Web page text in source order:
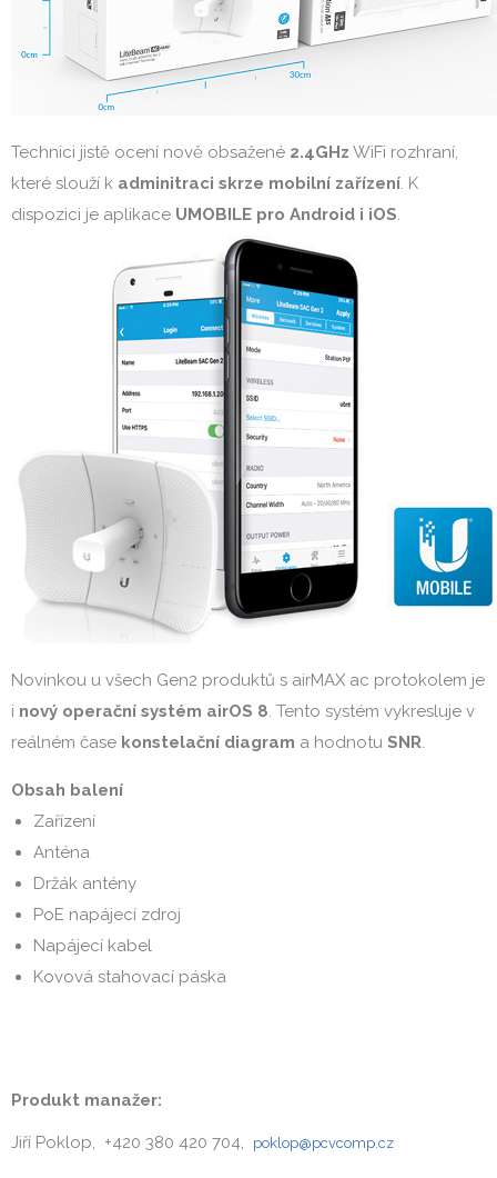
Technici jistě ocení nově obsažené 2.4GHz WiFi rozhraní,
které slouží k adminitraci skrze mobilní zařízení. K
dispozici je aplikace UMOBILE pro Android i iOS.
Novinkou u všech Gen2 produktů s airMAX ac protokolem je
i nový operační systém airOS 8. Tento systém vykresluje v
reálném čase konstelační diagram a hodnotu SNR.
Obsah balení
Zařízení
Anténa
Držák antény
PoE napájecí zdroj
Napájecí kabel
Kovová stahovací páska
Produkt manažer:
Jiří Poklop, +420 380 420 704, poklop@pcvcomp.cz